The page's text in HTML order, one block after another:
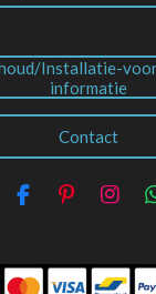
Installatie-
informatie
Contact
F
e
b
P
t
e
I
t
a